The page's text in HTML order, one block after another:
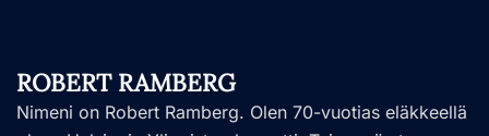
ROBERT RAMBERG
Nimeni on Robert Ramberg. Olen 70-vuotias eläkkeellä